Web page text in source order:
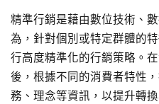
精準行銷是藉由數位技術、
為，針對個別或特定群體的
行高度精準化的行銷策略。
後，根據不同的消費者特性
務、理念等資訊，以提升轉